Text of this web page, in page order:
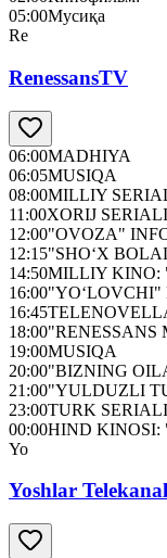
05:00Мусиқа
Re
RenessansTV
06:00MADHIYA
06:05MUSIQA
08:00MILLIY
11:00XORIJ
12:00"OVOZA"
12:15"SHO‘X
14:50MILLIY KINO:
16:00"YO‘LOVCHI"
16:45
18:00"RENESSANS
19:00MUSIQA
20:00"BIZNING
21:00"YULDUZLI
23:00TURK
00:00HIND KINOSI:
Yo
Yoshlar